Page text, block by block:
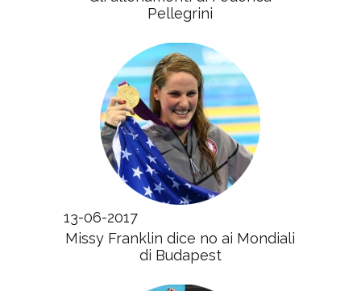
Pellegrini
13-06-2017
Missy Franklin dice no ai Mondiali
di Budapest